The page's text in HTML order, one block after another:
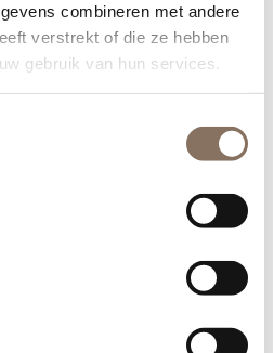
combineren met andere
verstrekt of die ze hebben
gebruik van hun services.
juni 2019